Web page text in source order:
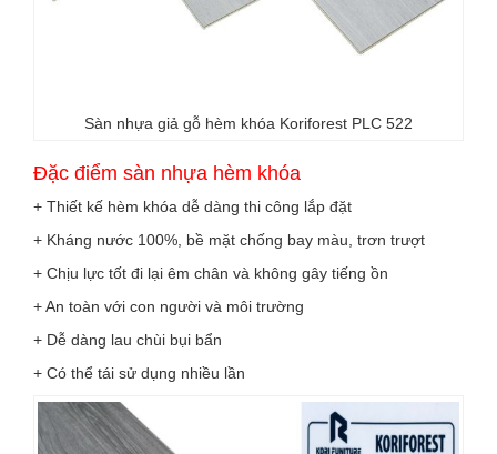
Sàn nhựa giả gỗ hèm khóa Koriforest PLC 522
Đặc điểm sàn nhựa hèm khóa
+ Thiết kế hèm khóa dễ dàng thi công lắp đặt
+ Kháng nước 100%, bề mặt chống bay màu, trơn trượt
+ Chịu lực tốt đi lại êm chân và không gây tiếng ồn
+ An toàn với con người và môi trường
+ Dễ dàng lau chùi bụi bẩn
+ Có thể tái sử dụng nhiều lần